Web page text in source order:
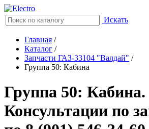
Искать
Главная /
Каталог /
Запчасти ГАЗ-33104 "Валдай" /
Группа 50: Кабина
Группа 50: Кабина.
Консультации по